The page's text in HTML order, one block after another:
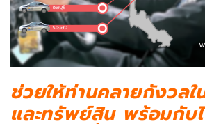
ช่วยให้ท่านคลายกังวล
และทรัพย์สิน พร้อมกับ